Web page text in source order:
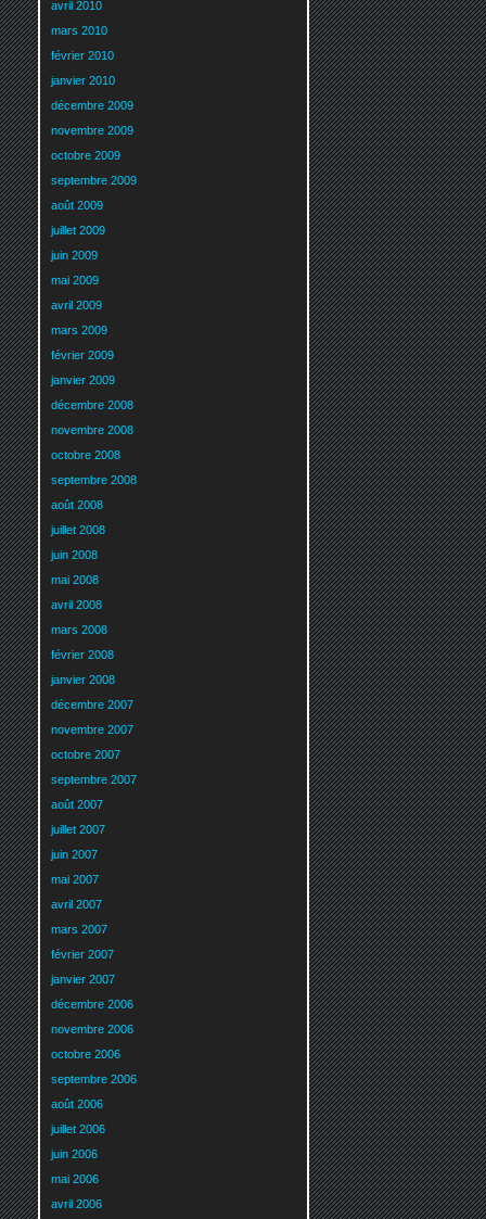
avril 2010
mars 2010
février 2010
janvier 2010
décembre 2009
novembre 2009
octobre 2009
septembre 2009
août 2009
juillet 2009
juin 2009
mai 2009
avril 2009
mars 2009
février 2009
janvier 2009
décembre 2008
novembre 2008
octobre 2008
septembre 2008
août 2008
juillet 2008
juin 2008
mai 2008
avril 2008
mars 2008
février 2008
janvier 2008
décembre 2007
novembre 2007
octobre 2007
septembre 2007
août 2007
juillet 2007
juin 2007
mai 2007
avril 2007
mars 2007
février 2007
janvier 2007
décembre 2006
novembre 2006
octobre 2006
septembre 2006
août 2006
juillet 2006
juin 2006
mai 2006
avril 2006